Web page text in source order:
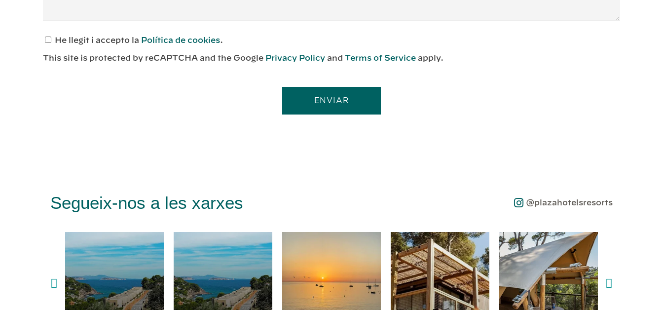
He llegit i accepto la Política de cookies.
This site is protected by reCAPTCHA and the Google Privacy Policy and Terms of Service apply.
ENVIAR
Segueix-nos a les xarxes @plazahotelsresorts